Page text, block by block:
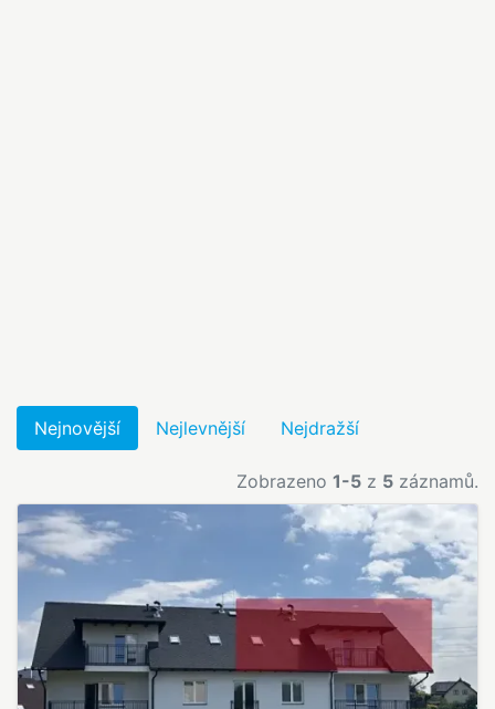
Nejnovější Nejlevnější Nejdražší
Zobrazeno 1-5 z 5 záznamů.